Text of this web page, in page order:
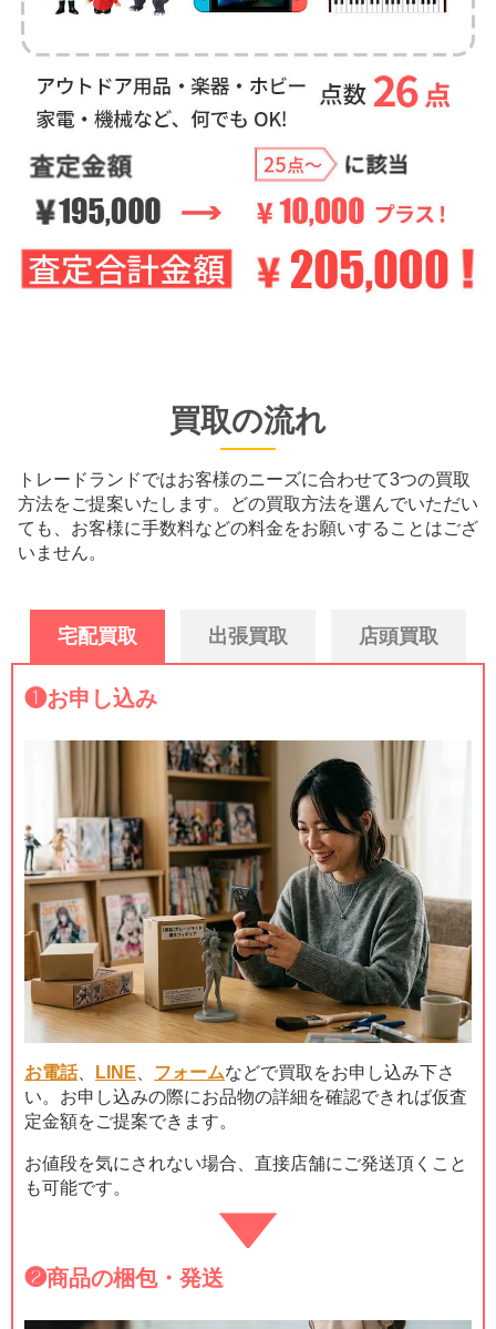
買取の流れ
トレードランドではお客様のニーズに合わせて3つの買取
方法をご提案いたします。
どの買取方法を選んでいただい
ても、お客様に手数料などの料金をお願いすることはござ
いません。
宅配買取 出張買取 店頭買取
❶お申し込み
お電話、 LINE フォームなどで買取をお申し込み下さ
い。お申し込みの際にお品物の詳細を確認できれば仮査
定金額をご提案できます。
お値段を気にされない場合、直接店舗にご発送頂くこと
も可能です。
❷商品の梱包・発送